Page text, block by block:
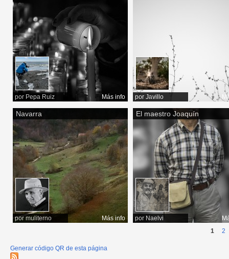
por Pepa Ruiz Más info por Javillo
Navarra
por muliterno Más info
El maestro Joaquín
por Naelvi
1 2
Generar código QR de esta página